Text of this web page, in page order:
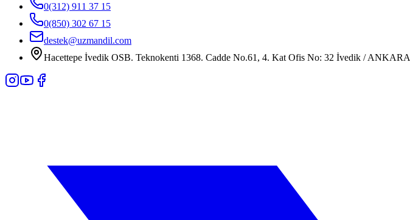
0(312) 911 37 15
0(850) 302 67 15
destek@uzmandil.com
Hacettepe İvedik OSB. Teknokenti 1368. Cadde No.61, 4. Kat Ofis No: 32 İvedik / ANKARA